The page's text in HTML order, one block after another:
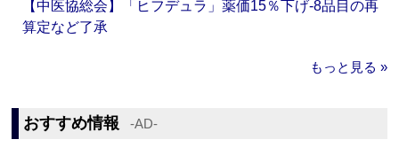
【中医協総会】「ヒフデュラ」薬価15％下げ‐8品目の再
算定など了承
もっと見る »
おすすめ情報 ‐AD‐